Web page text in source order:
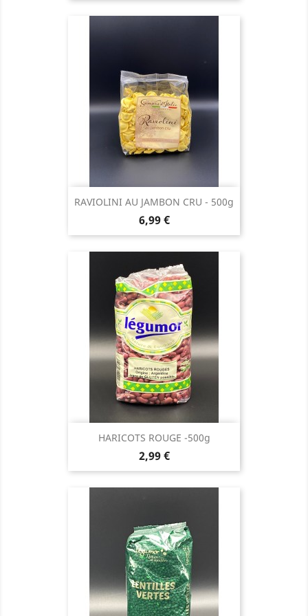
RAVIOLINI AU JAMBON CRU - 500g
Prix
6,99 €
HARICOTS ROUGE -500g
Prix
2,99 €